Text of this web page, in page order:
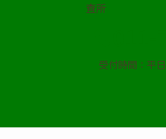
査所
受付時間：平